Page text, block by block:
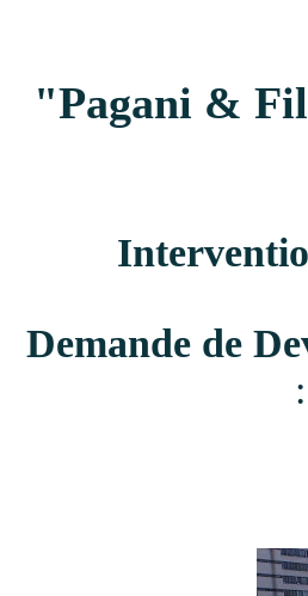
"Pagani &
Demande de
: